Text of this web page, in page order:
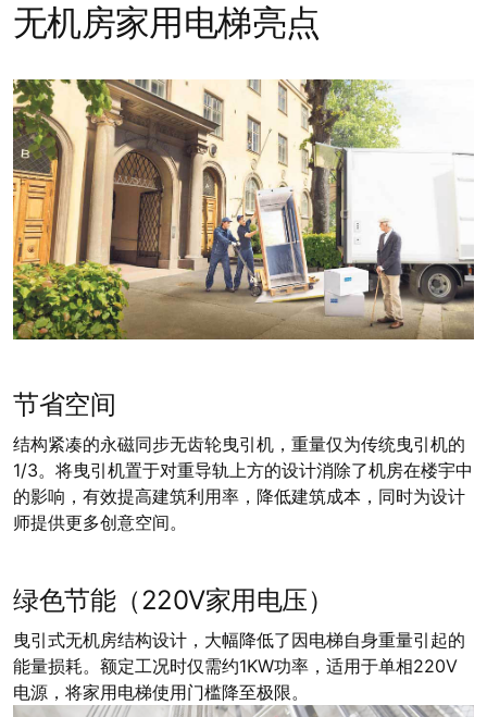
无机房家用电梯亮点
节省空间
结构紧凑的永磁同步无齿轮曳引机，重量仅为传统曳引机的
1/3。将曳引机置于对重导轨上方的设计消除了机房在楼宇中
的影响，有效提高建筑利用率，降低建筑成本，同时为设计
师提供更多创意空间。
绿色节能（220V家用电压）
曳引式无机房结构设计，大幅降低了因电梯自身重量引起的
能量损耗。额定工况时仅需约1KW功率，适用于单相220V
电源，将家用电梯使用门槛降至极限。